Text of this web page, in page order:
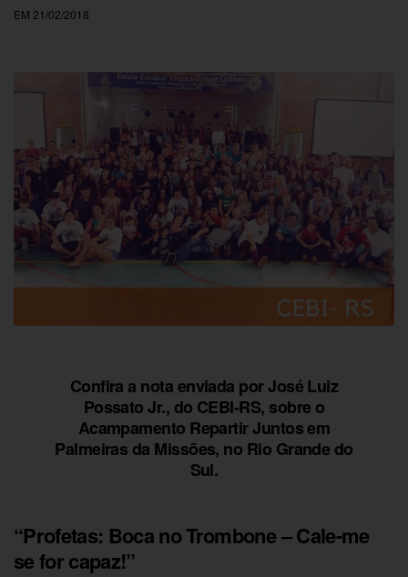
EM 21/02/2018
Confira a nota enviada por José Luiz
Possato Jr., do CEBI-RS, sobre o
Acampamento Repartir Juntos em
Palmeiras da Missões, no Rio Grande do
Sul.
“Profetas: Boca no Trombone – Cale-me
se for capaz!”